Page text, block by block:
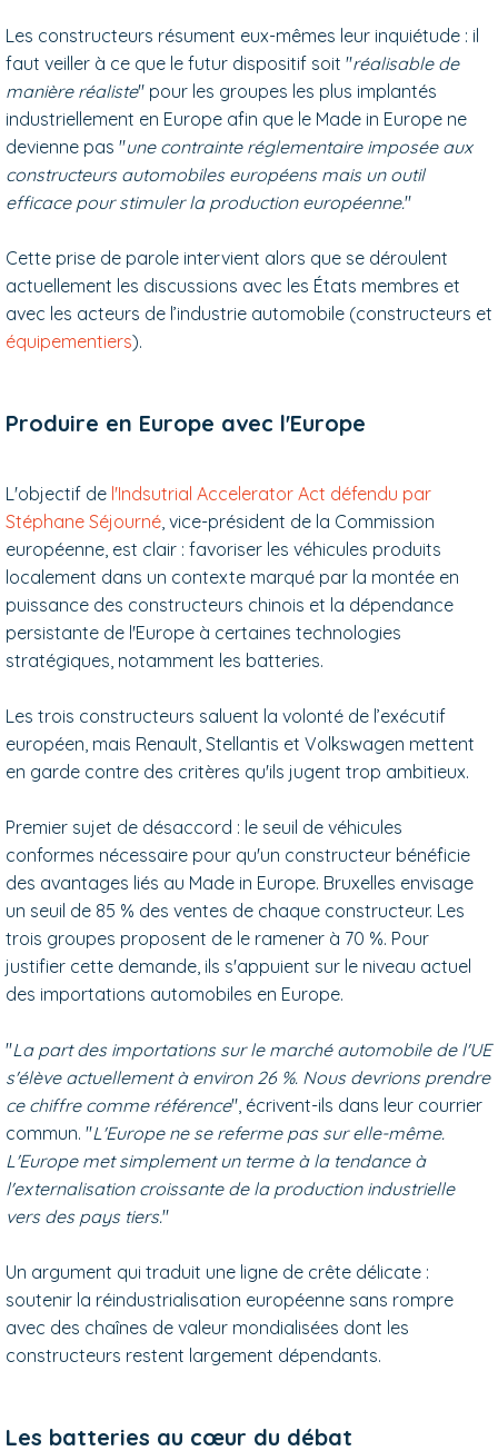
Les constructeurs résument eux-mêmes leur inquiétude : il
faut veiller à ce que le futur dispositif soit "réalisable de
manière réaliste" pour les groupes les plus implantés
industriellement en Europe afin que le Made in Europe ne
devienne pas "une contrainte réglementaire imposée aux
constructeurs automobiles européens mais un outil
efficace pour stimuler la production européenne."
Cette prise de parole intervient alors que se déroulent
actuellement les discussions avec les États membres et
avec les acteurs de l’industrie automobile (constructeurs et
équipementiers).
Produire en Europe avec l'Europe
L'objectif de l'Indsutrial Accelerator Act défendu par
Stéphane Séjourné , vice-président de la Commission
européenne, est clair : favoriser les véhicules produits
localement dans un contexte marqué par la montée en
puissance des constructeurs chinois et la dépendance
persistante de l'Europe à certaines technologies
stratégiques, notamment les batteries.
Les trois constructeurs saluent la volonté de l’exécutif
européen, mais Renault, Stellantis et Volkswagen mettent
en garde contre des critères qu'ils jugent trop ambitieux.
Premier sujet de désaccord : le seuil de véhicules
conformes nécessaire pour qu'un constructeur bénéficie
des avantages liés au Made in Europe. Bruxelles envisage
un seuil de 85 % des ventes de chaque constructeur. Les
trois groupes proposent de le ramener à 70 %. Pour
justifier cette demande, ils s'appuient sur le niveau actuel
des importations automobiles en Europe.
"La part des importations sur le marché automobile de l'UE
s'élève actuellement à environ 26 %. Nous devrions prendre
ce chiffre comme référence", écrivent-ils dans leur courrier
commun. "L'Europe ne se referme pas sur elle-même.
L'Europe met simplement un terme à la tendance à
l'externalisation croissante de la production industrielle
vers des pays tiers."
Un argument qui traduit une ligne de crête délicate :
soutenir la réindustrialisation européenne sans rompre
avec des chaînes de valeur mondialisées dont les
constructeurs restent largement dépendants.
Les batteries au cœur du débat